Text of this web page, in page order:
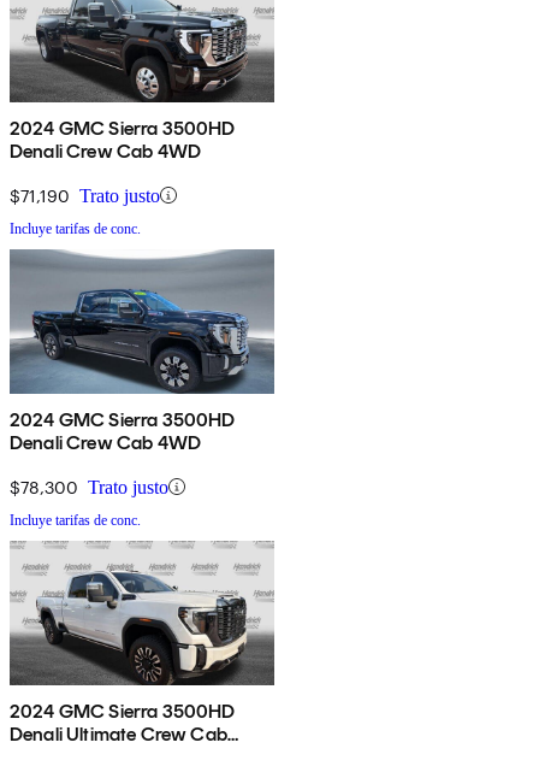
2024 GMC Sierra 3500HD
Denali Crew Cab 4WD
$71,190 Trato justo
Incluye tarifas de conc.
2024 GMC Sierra 3500HD
Denali Crew Cab 4WD
$78,300 Trato justo
Incluye tarifas de conc.
2024 GMC Sierra 3500HD
Denali Ultimate Crew Cab